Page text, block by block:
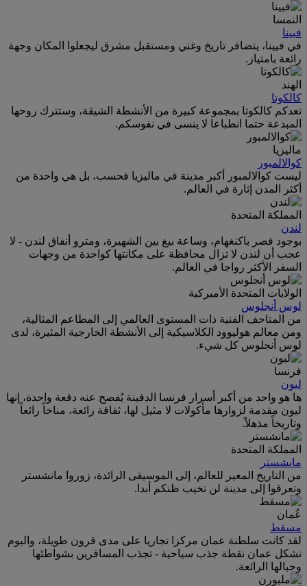
النمسا
فيينا
في فيينا، يتضافر تاريخ وغني ومستقبل مشرق ليجعلوا المكان وجهة
رائعة بامتياز.
الهند
كالكوتا
تعدكم كالكوتا بمجموعة كبيرة من الأنشطة الشيقة، وستترك روحها
المبدعة حتما انطباعا لا ينسى في نفوسكم.
ماليزيا
كوالالمبور
ليست كوالالمبور أكبر مدينة في ماليزيا فحسب، بل هي واحدة من
أكثر المدن إثارة في العالم.
المملكة المتحدة
لندن
بوجود قصر باكنغهام، وساعة بيغ بين الشهيرة، ومترو أنفاق لندن - لا
عجب أن لندن لا تزال محافظة على مكانتها كواحدة من وجهات
السفر الأكثر رواجا في العالم.
الولايات المتحدة الأميركية
لوس أنجلوس
من المتاحف الفنية ذات المستوى العالمي إلى المطاعم المثالية،
ومن معالم هوليوود الكلاسيكية إلى الأنشطة الخارجية المثيرة، لدى
لوس أنجلوس كل شيء.
فرنسا
ليون
ها هو واحد من أكبر أسرار فرنسا الدفينة يُفصح عنه دفعة واحدة، إنها
ليون مقدمة لزوارها مأكولات لا مثيل لها، ثقافة رائعة، مناخاً رائعاً
وتاريخاً مذهلاً.
المملكة المتحدة
مانشستر
من التاريخ المغير للعالم، إلى الموسيقى الرائدة، زوروا مانشستر
وتعرفوا إلى مدينة لن تخيب ظنكم أبدا.
عُمان
مسقط
لقد كانت سلطنة عمان مركزا تجاريا على مدى قرون طويلة، واليوم
تشكل عمان نقطة جذب سياحية - تجذب المسافرين بشواطئها
وجبالها الرائعة.